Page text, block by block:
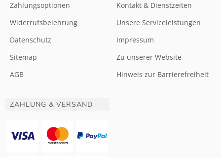
Zahlungsoptionen
Widerrufsbelehrung
Datenschutz
Sitemap
AGB
Kontakt & Dienstzeiten
Unsere Serviceleistungen
Impressum
Zu unserer Website
Hinweis zur Barrierefreiheit
ZAHLUNG & VERSAND